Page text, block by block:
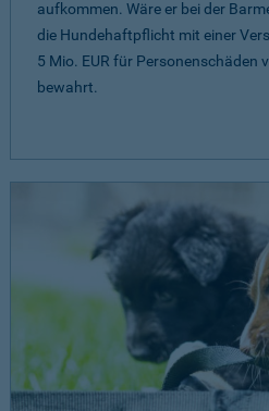
aufkommen. Wäre er bei der
die Hundehaftpflicht mit einer
5 Mio. EUR für Personenschäden
bewahrt.